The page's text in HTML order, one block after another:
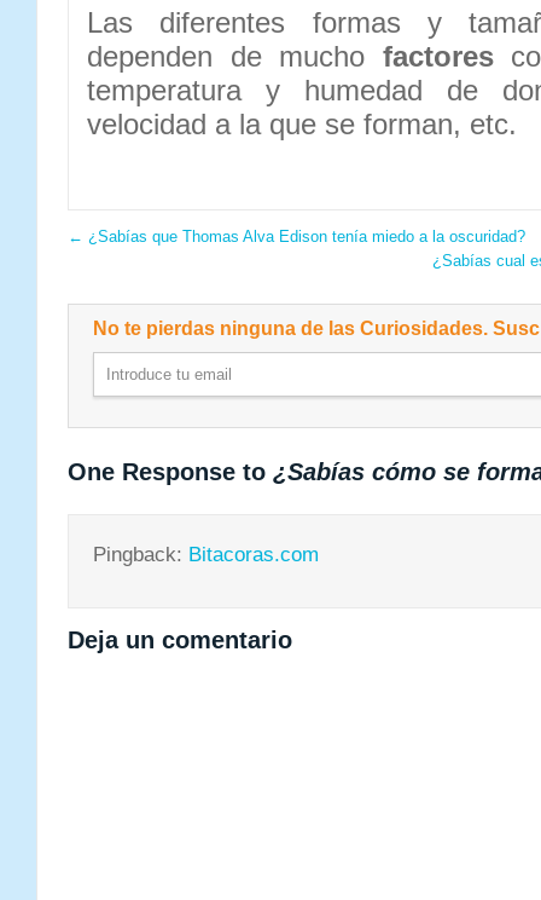
Las diferentes formas y
dependen de mucho factores
temperatura y humedad de
velocidad a la que se forman, etc.
← ¿Sabías que Thomas Alva Edison tenía miedo a la oscuridad?
¿Sabías cual
No te pierdas ninguna de las Curiosidades.
One Response to ¿Sabías cómo se
Pingback: Bitacoras.com
Deja un comentario